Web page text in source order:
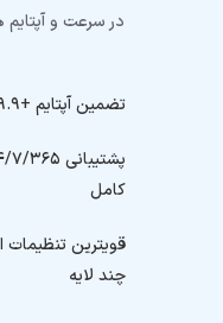
در سرعت و آپتایم
تضمین آپتایم +۹۹.۹٪
پشتیبانی ۲۴/
کامل
قویترین تنظیمات
چند لایه